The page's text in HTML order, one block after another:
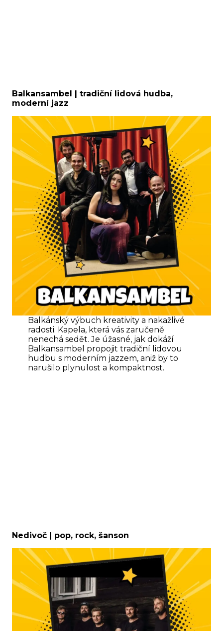
Balkansambel | tradiční lidová hudba,
moderní jazz
Balkánský výbuch kreativity a nakažlivé
radosti. Kapela, která vás zaručeně
nenechá sedět. Je úžasné, jak dokáží
Balkansambel propojit tradiční lidovou
hudbu s moderním jazzem, aniž by to
narušilo plynulost a kompaktnost.
Nedivoč | pop, rock, šanson